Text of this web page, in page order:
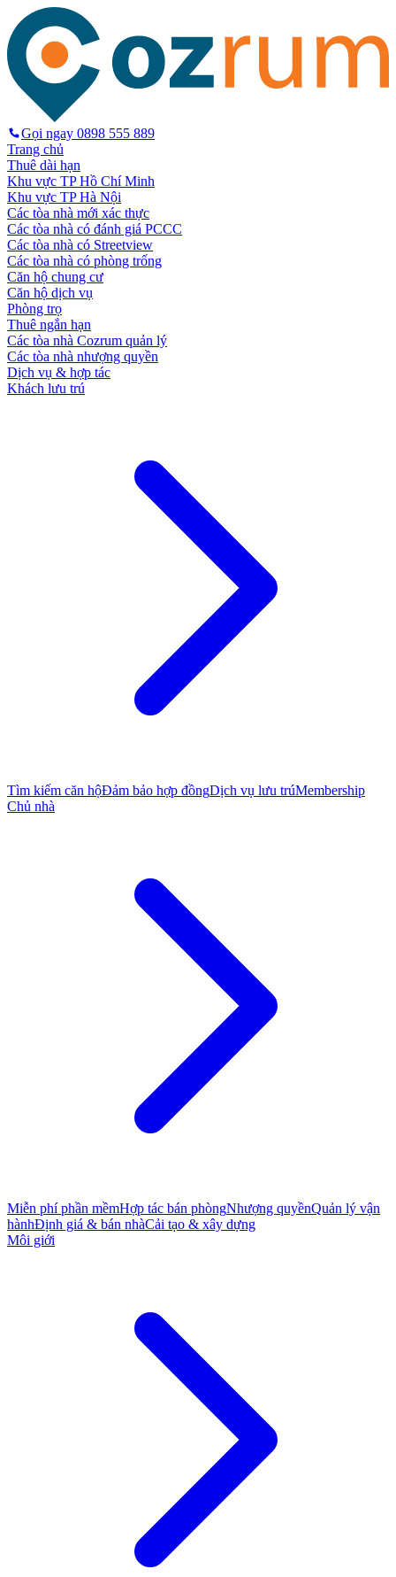
Gọi ngay 0898 555 889
Trang chủ
Thuê dài hạn
Khu vực TP Hồ Chí Minh
Khu vực TP Hà Nội
Các tòa nhà mới xác thực
Các tòa nhà có đánh giá PCCC
Các tòa nhà có Streetview
Các tòa nhà có phòng trống
Căn hộ chung cư
Căn hộ dịch vụ
Phòng trọ
Thuê ngắn hạn
Các tòa nhà Cozrum quản lý
Các tòa nhà nhượng quyền
Dịch vụ & hợp tác
Khách lưu trú
Tìm kiếm căn hộĐảm bảo hợp đồngDịch vụ lưu trúMembership
Chủ nhà
Miễn phí phần mềmHợp tác bán phòngNhượng quyềnQuản lý vận
hànhĐịnh giá & bán nhàCải tạo & xây dựng
Môi giới